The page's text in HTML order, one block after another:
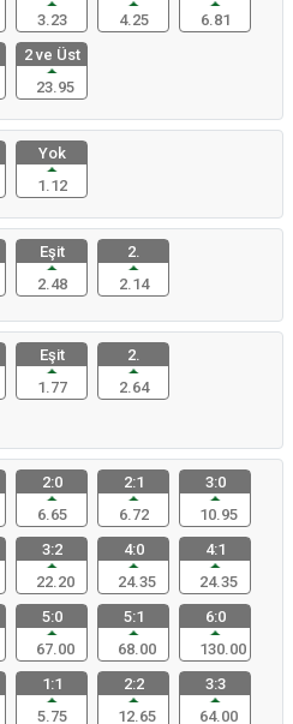
3.23
4.25
6.81
2 ve Üst
23.95
Yok
1.12
Eşit
2.48
2.
2.14
Eşit
1.77
2.
2.64
2:0
6.65
2:1
6.72
3:0
10.95
3:2
22.20
4:0
24.35
4:1
24.35
5:0
67.00
5:1
68.00
6:0
130.00
1:1
5.75
2:2
12.65
3:3
64.00